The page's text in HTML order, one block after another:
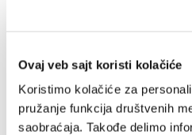
Ovaj veb sajt koristi kolačiće
Koristimo kolačiće za
pružanje funkcija društvenih
saobraćaja. Takođe delimo
Unesite svoju adresu e-pošte
Email adresa